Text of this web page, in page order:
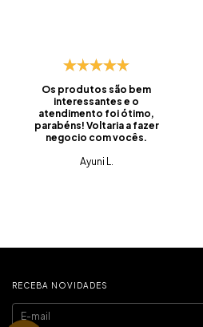
Os produtos são bem
interessantes e o
atendimento foi ótimo,
parabéns! Voltaria a fazer
negocio com vocês.
Ayuni L.
RECEBA NOVIDADES